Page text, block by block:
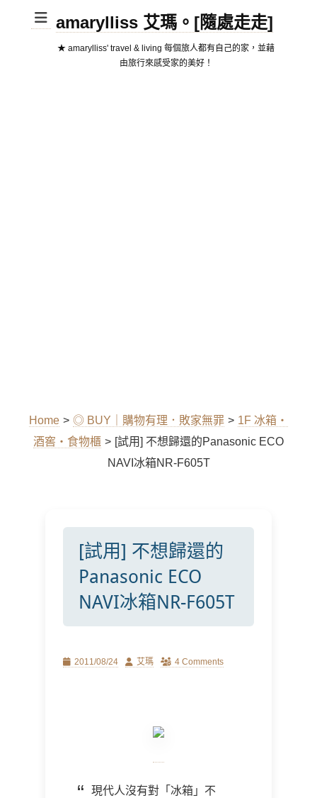
amarylliss 艾瑪。[隨處走走]
★ amarylliss' travel & living 每個旅人都有自己的家，並藉
由旅行來感受家的美好！
Home > ◎ BUY｜購物有理．敗家無罪 > 1F 冰箱‧
酒窖‧食物櫃 > [試用] 不想歸還的Panasonic ECO
NAVI冰箱NR-F605T
[試用] 不想歸還的
Panasonic ECO
NAVI冰箱NR-F605T
Posted2011/08/24 Author
艾瑪 4 Comments
現代人沒有對「冰箱」不